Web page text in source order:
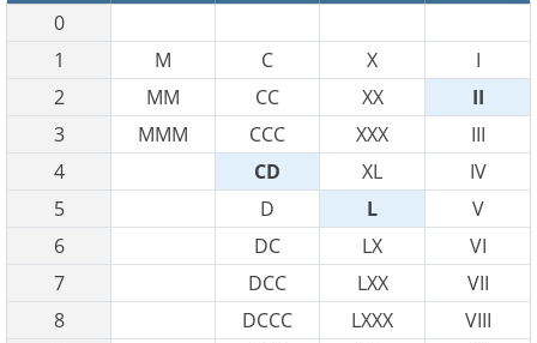
0
1
M C X
I
2
MM CC XX
II
3
MMM CCC XXX
III
4
CD XL
IV
5
D L
V
6
DC LX
VI
7
DCC LXX
VII
8
DCCC LXXX
VIII